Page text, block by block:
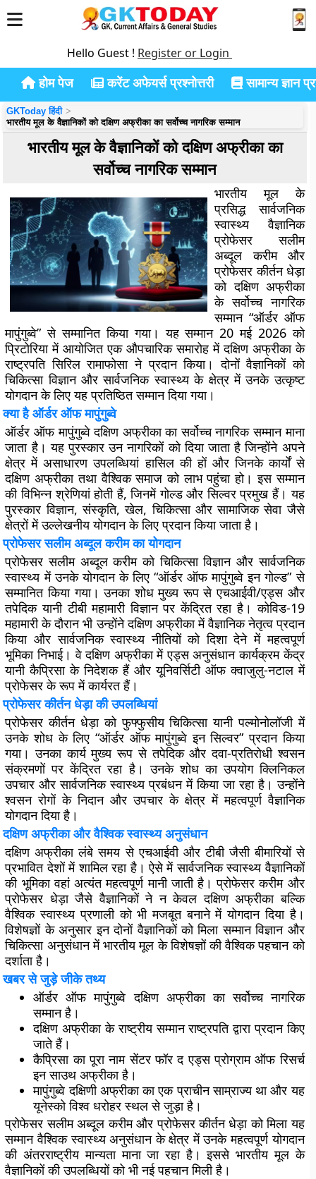
Hello Guest ! Register or Login
होम पेज करेंट अफेयर्स प्रश्नोत्तरी सामान्य ज्ञान
GKToday हिंदी
भारतीय मूल के वैज्ञानिकों को दक्षिण अफ्रीका का सर्वोच्च नागरिक सम्मान
भारतीय मूल के वैज्ञानिकों को दक्षिण अफ्रीका का
सर्वोच्च नागरिक सम्मान
भारतीय मूल के
प्रसिद्ध सार्वजनिक
स्वास्थ्य वैज्ञानिक
प्रोफेसर सलीम
अब्दूल करीम और
प्रोफेसर कीर्तन धेड़ा
को दक्षिण अफ्रीका
के सर्वोच्च नागरिक
सम्मान “ऑर्डर ऑफ
मापुंगुब्वे” से सम्मानित किया गया। यह सम्मान 20 मई 2026 को
प्रिटोरिया में आयोजित एक औपचारिक समारोह में दक्षिण अफ्रीका के
राष्ट्रपति सिरिल रामाफोसा ने प्रदान किया। दोनों वैज्ञानिकों को
चिकित्सा विज्ञान और सार्वजनिक स्वास्थ्य के क्षेत्र में उनके उत्कृष्ट
योगदान के लिए यह प्रतिष्ठित सम्मान दिया गया।
क्या है ऑर्डर ऑफ मापुंगुब्वे
ऑर्डर ऑफ मापुंगुब्वे दक्षिण अफ्रीका का सर्वोच्च नागरिक सम्मान माना
जाता है। यह पुरस्कार उन नागरिकों को दिया जाता है जिन्होंने अपने
क्षेत्र में असाधारण उपलब्धियां हासिल की हों और जिनके कार्यों से
दक्षिण अफ्रीका तथा वैश्विक समाज को लाभ पहुंचा हो। इस सम्मान
की विभिन्न श्रेणियां होती हैं, जिनमें गोल्ड और सिल्वर प्रमुख हैं। यह
पुरस्कार विज्ञान, संस्कृति, खेल, चिकित्सा और सामाजिक सेवा जैसे
क्षेत्रों में उल्लेखनीय योगदान के लिए प्रदान किया जाता है।
प्रोफेसर सलीम अब्दूल करीम का योगदान
प्रोफेसर सलीम अब्दूल करीम को चिकित्सा विज्ञान और सार्वजनिक
स्वास्थ्य में उनके योगदान के लिए “ऑर्डर ऑफ मापुंगुब्वे इन गोल्ड” से
सम्मानित किया गया। उनका शोध मुख्य रूप से एचआईवी/एड्स और
तपेदिक यानी टीबी महामारी विज्ञान पर केंद्रित रहा है। कोविड-19
महामारी के दौरान भी उन्होंने दक्षिण अफ्रीका में वैज्ञानिक नेतृत्व प्रदान
किया और सार्वजनिक स्वास्थ्य नीतियों को दिशा देने में महत्वपूर्ण
भूमिका निभाई। वे दक्षिण अफ्रीका में एड्स अनुसंधान कार्यक्रम केंद्र
यानी कैप्रिसा के निदेशक हैं और यूनिवर्सिटी ऑफ क्वाजुलु-नटाल में
प्रोफेसर के रूप में कार्यरत हैं।
प्रोफेसर कीर्तन धेड़ा की उपलब्धियां
प्रोफेसर कीर्तन धेड़ा को फुफ्फुसीय चिकित्सा यानी पल्मोनोलॉजी में
उनके शोध के लिए “ऑर्डर ऑफ मापुंगुब्वे इन सिल्वर” प्रदान किया
गया। उनका कार्य मुख्य रूप से तपेदिक और दवा-प्रतिरोधी श्वसन
संक्रमणों पर केंद्रित रहा है। उनके शोध का उपयोग क्लिनिकल
उपचार और सार्वजनिक स्वास्थ्य प्रबंधन में किया जा रहा है। उन्होंने
श्वसन रोगों के निदान और उपचार के क्षेत्र में महत्वपूर्ण वैज्ञानिक
योगदान दिया है।
दक्षिण अफ्रीका और वैश्विक स्वास्थ्य अनुसंधान
दक्षिण अफ्रीका लंबे समय से एचआईवी और टीबी जैसी बीमारियों से
प्रभावित देशों में शामिल रहा है। ऐसे में सार्वजनिक स्वास्थ्य वैज्ञानिकों
की भूमिका वहां अत्यंत महत्वपूर्ण मानी जाती है। प्रोफेसर करीम और
प्रोफेसर धेड़ा जैसे वैज्ञानिकों ने न केवल दक्षिण अफ्रीका बल्कि
वैश्विक स्वास्थ्य प्रणाली को भी मजबूत बनाने में योगदान दिया है।
विशेषज्ञों के अनुसार इन दोनों वैज्ञानिकों को मिला सम्मान विज्ञान और
चिकित्सा अनुसंधान में भारतीय मूल के विशेषज्ञों की वैश्विक पहचान को
दर्शाता है।
खबर से जुड़े जीके तथ्य
ऑर्डर ऑफ मापुंगुब्वे दक्षिण अफ्रीका का सर्वोच्च नागरिक
सम्मान है।
दक्षिण अफ्रीका के राष्ट्रीय सम्मान राष्ट्रपति द्वारा प्रदान किए
जाते हैं।
कैप्रिसा का पूरा नाम सेंटर फॉर द एड्स प्रोग्राम ऑफ रिसर्च
इन साउथ अफ्रीका है।
मापुंगुब्वे दक्षिणी अफ्रीका का एक प्राचीन साम्राज्य था और यह
यूनेस्को विश्व धरोहर स्थल से जुड़ा है।
प्रोफेसर सलीम अब्दूल करीम और प्रोफेसर कीर्तन धेड़ा को मिला यह
सम्मान वैश्विक स्वास्थ्य अनुसंधान के क्षेत्र में उनके महत्वपूर्ण योगदान
की अंतरराष्ट्रीय मान्यता माना जा रहा है। इससे भारतीय मूल के
वैज्ञानिकों की उपलब्धियों को भी नई पहचान मिली है।